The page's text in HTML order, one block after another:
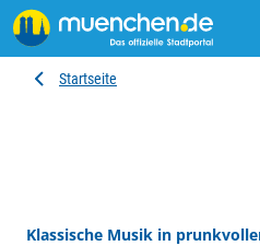
Startseite
Klassische Musik in